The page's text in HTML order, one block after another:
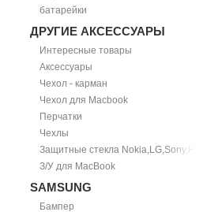
батарейки
ДРУГИЕ АКСЕССУАРЫ
Интересные товары
Аксессуары
Чехол - карман
Чехол для Macbook
Перчатки
Чехлы
Защитные стекла Nokia,LG,Sony,HTC
З/У для MacBook
SAMSUNG
Бампер